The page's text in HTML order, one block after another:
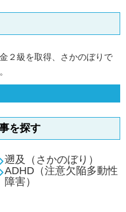
２級を取得、さかのぼりで
を探す
遡及（さかのぼり）
ADHD（注意欠陥多動性
障害）